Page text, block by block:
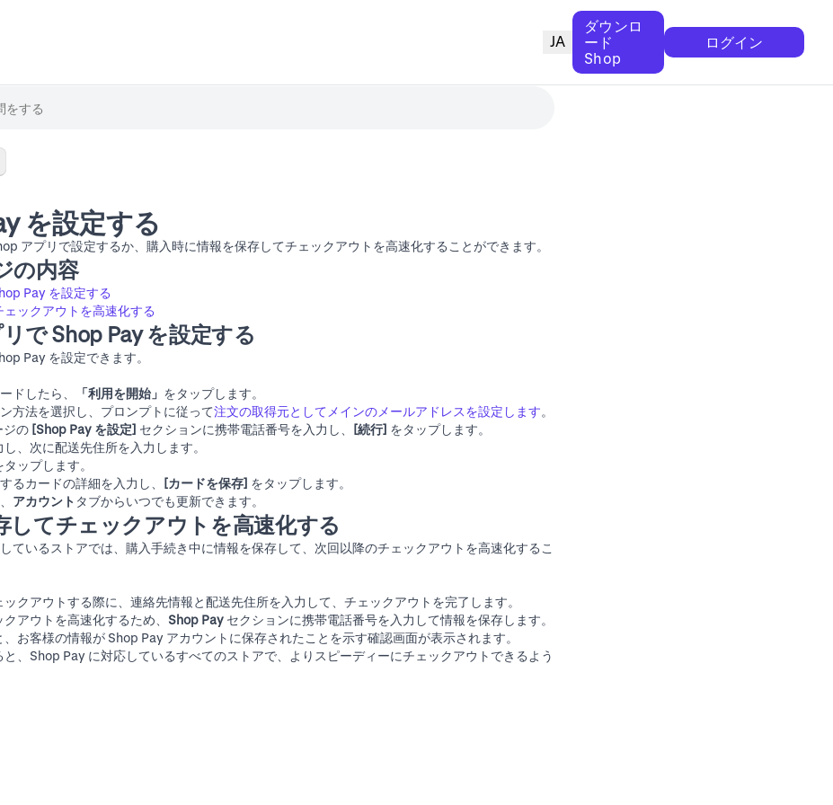
JA
ダウンロ
ード
Shop
ログイン
を設定する
アプリで設定するか、購入時に情報を保存してチェックアウトを高速化することができます。
の内容
Pay を設定する
ックアウトを高速化する
で Shop Pay を設定する
Pay を設定できます。
ドしたら、 「利用を開始」 をタップします。
方法を選択し、プロンプトに従って注文の取得元としてメインのメールアドレスを設定します。
ジの [Shop Pay を設定] セクションに携帯電話番号を入力し、 [続行] をタップします。
、次に配送先住所を入力します。
タップします。
るカードの詳細を入力し、 [カードを保存] をタップします。
アカウント タブからいつでも更新できます。
してチェックアウトを高速化する
ているストアでは、購入手続き中に情報を保存して、次回以降のチェックアウトを高速化するこ
クアウトする際に、連絡先情報と配送先住所を入力して、チェックアウトを完了します。
アウトを高速化するため、 Shop Pay セクションに携帯電話番号を入力して情報を保存します。
お客様の情報が Shop Pay アカウントに保存されたことを示す確認画面が表示されます。
、Shop Pay に対応しているすべてのストアで、よりスピーディーにチェックアウトできるよう